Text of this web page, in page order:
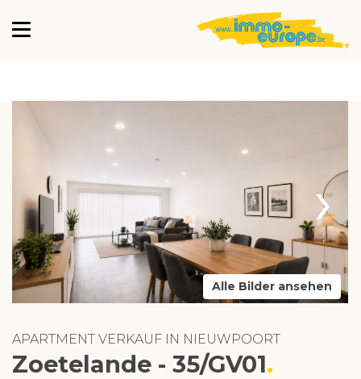
›
Alle Bilder ansehen
APARTMENT VERKAUF IN NIEUWPOORT
Zoetelande - 35/GV01